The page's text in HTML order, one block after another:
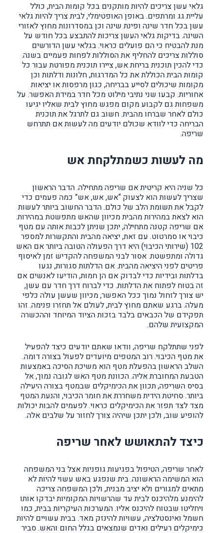
גלאי עשן צריכים להיות מותקנים בכל קומות הבית, כולל
עליית גג ומרתפים. באופן האופטימלי, לבית צריך להיות גלאי
עשן בכל חדר שינה ופינת שינה וכן במסדרונות מחוץ לאזורי
השינה. בדיקות גלאי העשן צריכות להתבצע בכל חודש על
מנת להבטיח כי הם פועלים כראוי. בגלאי עשן הדורשים
סוללות צריכים להחליף את הסוללות לפחות פעמיים בשנה.
כדי להכין תוכנית בריחת אש, ציירו תוכנית מפורטת עבור כל
קומות הבית הכוללת את כל המדרגות, חלונות ודלתות וכן
מקומות שיכולים לסייע בבריחה, כגון מרפסות או יציאות
אחוריות. קבעו שני נתיבי מילוט מכל חדר במידת האפשר. על
משפחות גם לקבוע מקום מפגש מחוץ לבית שאליו יגיעו
כולם לאחר שברחו מהבית. חשוב גם לתרגל את תוכנית
הבריחה כדי לוודא שכולם יודעים מה לעשות אם תתרחש
שריפה.
מה לעשות כשמתלקחת אש
כל שניה היא קריטית אם שריפה מתחילה. הדבר הראשון
שצריך לעשות הוא לצעוק “אש, אש, אש” כמה פעמים כדי
לקבל את תשומת הלב של כולם. הדבר החשוב ביותר לעשות
הוא לצאת במהירות מהבית מכיוון שהאש מתפשטת במהירות.
אם שריפה קטנה מתחילה, יתכן שניתן לכבות אותה עם מטף
כיבוי או סמרטוט. עם זאת, יציאה מהבית והתקשרות למספר
102 (שירותי הכיבוי) היא דרך הפעולה הטובה ביותר אם האש
גדולה ומתפשטת. אסור לבני המשפחה להקדיש זמן לאיסוף
פריטים לפני היציאה מהבית. אם הדלתות סגורות, נגעו
בדלתות ובידיות כדי לבדוק אם הן חמות, הודיעו לאנשים אם
זה בטוח לפתוח את הדלתות. כדי לברוח דרך חדר עם עשן,
יש צורך לזחול נמוך ככל האפשר, מכיוון שעשן עולה כלפי
מעלה. ברגע שאתם מחוץ לבית, לעולם אל תחזרו פנימה. זהו
תפקידם של הכבאים בלבד בזכות הציוד המיוחד וההכשרה
המקצועית שלהם.
לפני שתתלקח שריפה, וודאו שאתם יודעים כיצד להפעיל
את מטף הכיבוי. רוב המטפים מיועדים לפעול בצורה דומה.
השלב הראשון בהפעלת מטף הוא משיכת הסיכה באמצעות
הטבעת המחוברת אליה. הכוונת מטף האש לגובה נמוך, אל
בסיס השריפה, תכוון את הכימיקלים שבמטף בצורה היעילה
ביותר. סחיטת הידית משחררת את חומר הכיבוי, והנעת המטף
מצד לצד תפזר את הכימיקלים כראוי. לפעמים להבות יכולות
להופיע שוב, ולכן יתכן שיהיה צורך לחזור על שלבים אלה.
כיצד להתאושש לאחר שריפה
לאחר שריפה, הטיפול בפגיעות גופניות אצל בני המשפחה
הוא המשימה הראשונה. בית שנפגע באש עשוי להיות לא
מתאים למגורים ולא יציב מבנית, ולכן המשפחה צריכה
להימנע מלהיכנס לבית עד שהרשויות המקומיות יבדקו אותו
ויחליטו שבטוח להיכנס אליו. המערכות העיקריות בבית, כמו
חשמל ואינסטלציה, עשויות להינזק מאד. בבית עשויים להיות
כימיקלים רעילים ואדים שנמצאים בגלל החום והאש. סביר